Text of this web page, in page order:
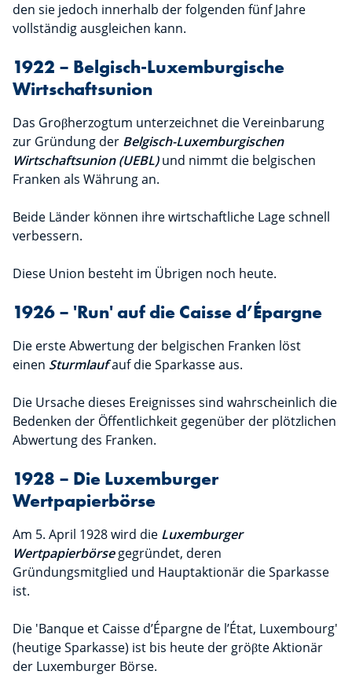
den sie jedoch innerhalb der folgenden fünf Jahre
vollständig ausgleichen kann.
1922 – Belgisch-Luxemburgische
Wirtschaftsunion
Das Groβherzogtum unterzeichnet die Vereinbarung
zur Gründung der Belgisch-Luxemburgischen
Wirtschaftsunion (UEBL)und nimmt die belgischen
Franken als Währung an.
Beide Länder können ihre wirtschaftliche Lage schnell
verbessern.
Diese Union besteht im Übrigen noch heute.
1926 – 'Run' auf die Caisse d’Épargne
Die erste Abwertung der belgischen Franken löst
einen Sturmlaufauf die Sparkasse aus.
Die Ursache dieses Ereignisses sind wahrscheinlich die
Bedenken der Öffentlichkeit gegenüber der plötzlichen
Abwertung des Franken.
1928 – Die Luxemburger
Wertpapierbörse
Am 5. April 1928 wird die Luxemburger
Wertpapierbörsegegründet, deren
Gründungsmitglied und Hauptaktionär die Sparkasse
ist.
Die 'Banque et Caisse d’Épargne de l’État, Luxembourg'
(heutige Sparkasse) ist bis heute der gröβte Aktionär
der Luxemburger Börse.